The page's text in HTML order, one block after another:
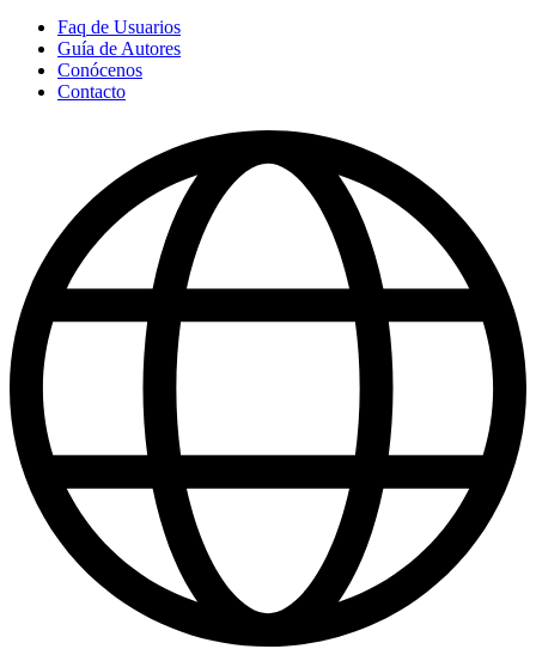
Faq de Usuarios
Guía de Autores
Conócenos
Contacto